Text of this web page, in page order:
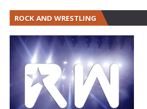
ROCK AND WRESTLING